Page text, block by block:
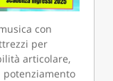
con
per
articolare,